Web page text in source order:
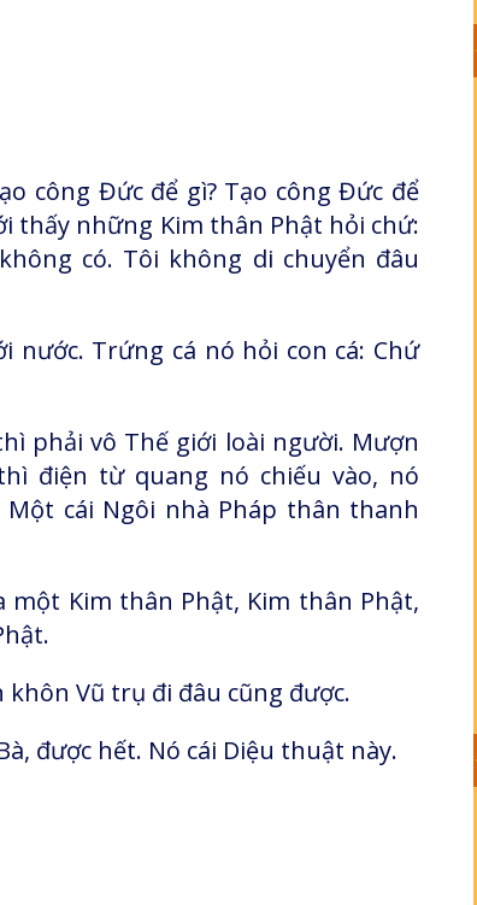
công Đức để gì? Tạo công Đức để
thấy những Kim thân Phật hỏi chứ:
có. Tôi không di chuyển đâu
Trứng cá nó hỏi con cá: Chứ
phải vô Thế giới loài người. Mượn
điện từ quang nó chiếu vào, nó
cái Ngôi nhà Pháp thân thanh
Kim thân Phật, Kim thân Phật,
Vũ trụ đi đâu cũng được.
được hết. Nó cái Diệu thuật này.